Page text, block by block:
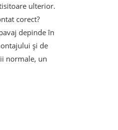
ulterior.
corect?
depinde în
și de
normale, un